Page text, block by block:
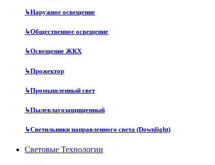
↳Наружное освещение
↳Общественное освещение
↳Освещение ЖКХ
↳Прожектор
↳Промышленный свет
↳Пылевлагозащищенный
↳Светильники направленного света (Downlight)
Световые Технологии